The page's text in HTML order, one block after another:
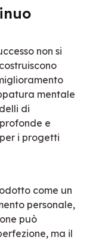
non si
mentale
di
e
i progetti
come un
personale,
può
ma il